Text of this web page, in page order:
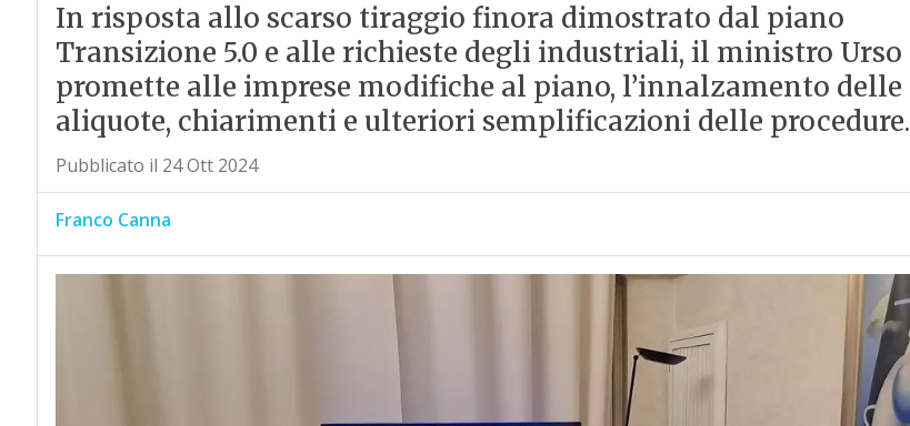
In risposta allo scarso tiraggio finora dimostrato dal piano
Transizione 5.0 e alle richieste degli industriali, il ministro Urso
promette alle imprese modifiche al piano, l’innalzamento delle
aliquote, chiarimenti e ulteriori semplificazioni delle procedure.
Pubblicato il 24 Ott 2024
Franco Canna